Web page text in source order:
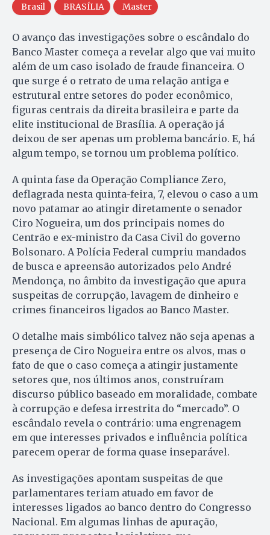
Brasil BRASÍLIA Master
O avanço das investigações sobre o escândalo do
Banco Master começa a revelar algo que vai muito
além de um caso isolado de fraude financeira. O
que surge é o retrato de uma relação antiga e
estrutural entre setores do poder econômico,
figuras centrais da direita brasileira e parte da
elite institucional de Brasília. A operação já
deixou de ser apenas um problema bancário. E, há
algum tempo, se tornou um problema político.
A quinta fase da Operação Compliance Zero,
deflagrada nesta quinta-feira, 7, elevou o caso a um
novo patamar ao atingir diretamente o senador
Ciro Nogueira, um dos principais nomes do
Centrão e ex-ministro da Casa Civil do governo
Bolsonaro. A Polícia Federal cumpriu mandados
de busca e apreensão autorizados pelo André
Mendonça, no âmbito da investigação que apura
suspeitas de corrupção, lavagem de dinheiro e
crimes financeiros ligados ao Banco Master.
O detalhe mais simbólico talvez não seja apenas a
presença de Ciro Nogueira entre os alvos, mas o
fato de que o caso começa a atingir justamente
setores que, nos últimos anos, construíram
discurso público baseado em moralidade, combate
à corrupção e defesa irrestrita do “mercado”. O
escândalo revela o contrário: uma engrenagem
em que interesses privados e influência política
parecem operar de forma quase inseparável.
As investigações apontam suspeitas de que
parlamentares teriam atuado em favor de
interesses ligados ao banco dentro do Congresso
Nacional. Em algumas linhas de apuração,